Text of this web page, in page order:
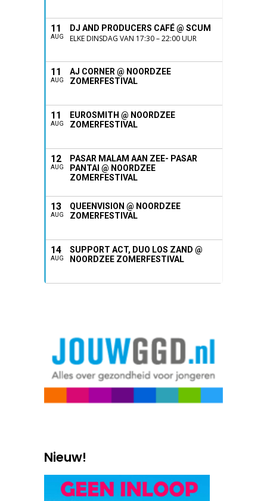
11
AUG
DJ AND PRODUCERS CAFÉ @ SCUM
ELKE DINSDAG VAN 17:30 – 22:00 UUR
11
AUG
AJ CORNER @ NOORDZEE
ZOMERFESTIVAL
11
AUG
EUROSMITH @ NOORDZEE
ZOMERFESTIVAL
12
AUG
PASAR MALAM AAN ZEE- PASAR
PANTAI @ NOORDZEE
ZOMERFESTIVAL
13
AUG
QUEENVISION @ NOORDZEE
ZOMERFESTIVAL
14
AUG
SUPPORT ACT, DUO LOS ZAND @
NOORDZEE ZOMERFESTIVAL
Nieuw!